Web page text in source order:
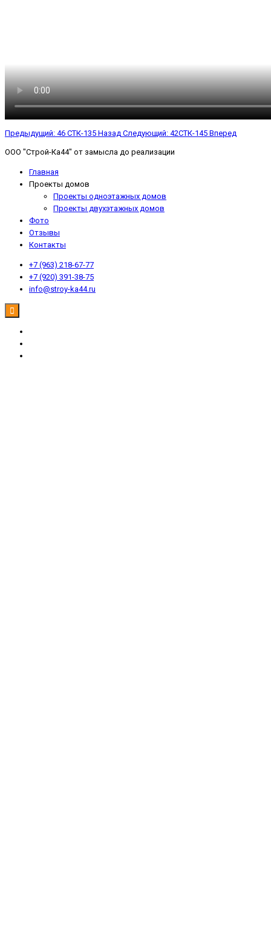
Предыдущий: 46 СТК-135 Назад Следующий: 42СТК-145 Вперед
ООО "Строй-Ка44" от замысла до реализации
Главная
Проекты домов
Проекты одноэтажных домов
Проекты двухэтажных домов
Фото
Отзывы
Контакты
+7 (963) 218-67-77
+7 (920) 391-38-75
info@stroy-ka44.ru
